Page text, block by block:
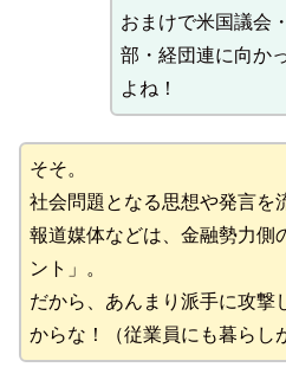
おまけで米国議会
部・経団連に向か
よね！
そそ。
社会問題となる思想や発言を
報道媒体などは、金融勢力側
ント」。
だから、あんまり派手に攻撃
からな！（従業員にも暮らし